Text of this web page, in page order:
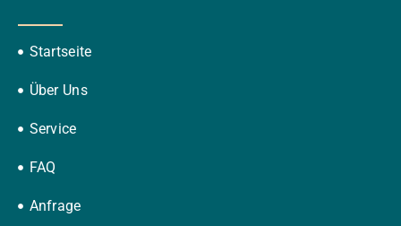
Startseite
Über Uns
Service
FAQ
Anfrage